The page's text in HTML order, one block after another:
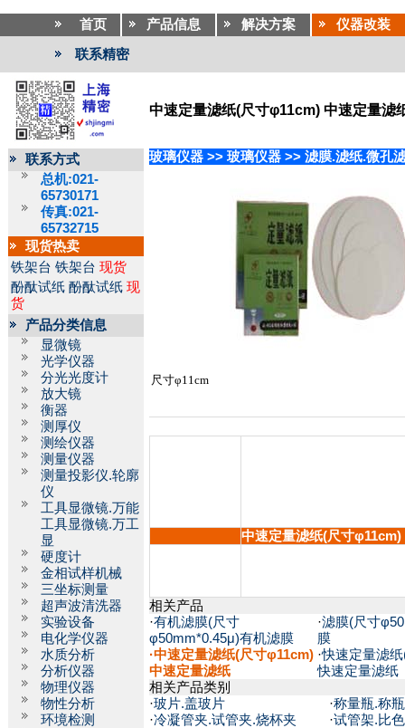
首页 产品信息 解决方案 仪器改装
联系精密
中速定量滤纸(尺寸φ11cm) 中速定量滤
联系方式
总机:021-
65730171
传真:021-
65732715
现货热卖
铁架台 铁架台 现货
酚酞试纸 酚酞试纸 现
货
产品分类信息
显微镜
光学仪器
分光光度计
放大镜
衡器
测厚仪
测绘仪器
测量仪器
测量投影仪.轮廓
仪
工具显微镜.万能
工具显微镜.万工
显
硬度计
金相试样机械
三坐标测量
超声波清洗器
实验设备
电化学仪器
水质分析
分析仪器
物理仪器
物性分析
环境检测
玻璃仪器 >> 玻璃仪器 >> 滤膜.滤纸.微孔
尺寸φ11cm
中速定量滤纸(尺寸φ11cm)
相关产品
·有机滤膜(尺寸
φ50mm*0.45μ)有机滤膜
·滤膜(尺寸
膜
·中速定量滤纸(尺寸φ11cm)
中速定量滤纸
·快速定量滤
快速定量滤纸
相关产品类别
·玻片.盖玻片 ·称量瓶.称
·冷凝管夹.试管夹.烧杯夹 ·试管架.比